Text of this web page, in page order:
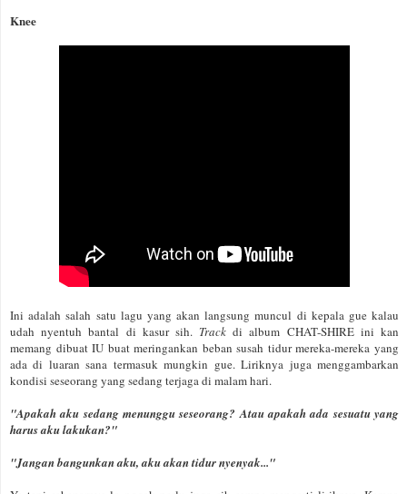
Knee
Ini adalah salah satu lagu yang akan langsung muncul di kepala gue kalau
udah nyentuh bantal di kasur sih. Track di album CHAT-SHIRE ini kan
memang dibuat IU buat meringankan beban susah tidur mereka-mereka yang
ada di luaran sana termasuk mungkin gue. Liriknya juga menggambarkan
kondisi seseorang yang sedang terjaga di malam hari.
"Apakah aku sedang menunggu seseorang? Atau apakah ada sesuatu yang
harus aku lakukan?"
"Jangan bangunkan aku, aku akan tidur nyenyak..."